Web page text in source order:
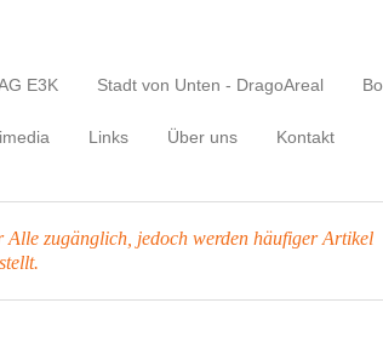
E3K Stadt von Unten - DragoAreal
Links Über uns Kontakt
zugänglich, jedoch werden häufiger Artikel